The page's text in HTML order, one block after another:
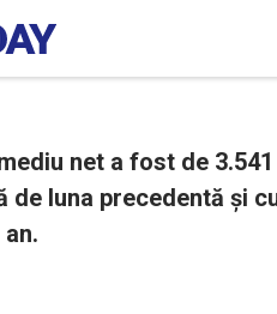
net a fost de
de luna precedentă și